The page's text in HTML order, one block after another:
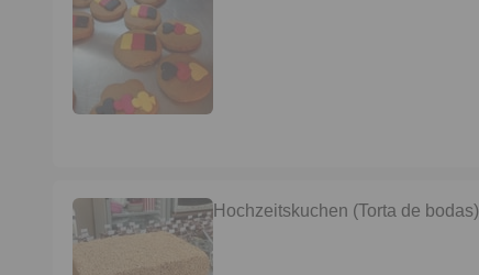
Hochzeitskuchen (Torta de bodas)